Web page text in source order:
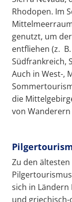
Rhodopen. Im
genutzt, um
entfliehen (z.
Südfrankreich,
Auch in West-,
die
von
Zu den
sich in
und